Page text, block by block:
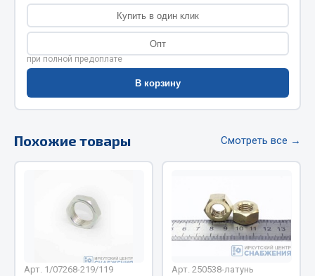
Весь раздел
Инструмент
Автомобильный инструмент
Крепежный инструмент
Режущий инструмент
Слесарный инструмент
Столярный инструмент
Купить в один клик
Опт
при полной предоплате
В корзину
Похожие товары Смотреть все →
Арт. 1/07268-219/119 Арт. 250538-латунь